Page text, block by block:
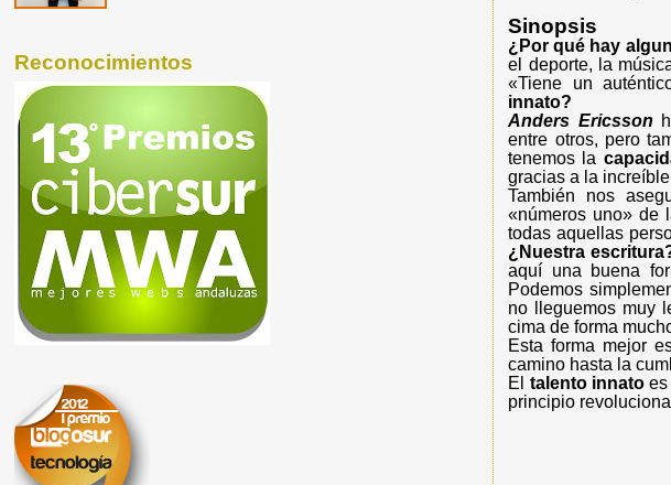
Sinopsis
¿Por qué hay
el deporte, la
«Tiene un
innato?
Anders Ericsson
entre otros, pero
tenemos la
gracias a la
También nos
«números uno» de
todas aquellas
¿Nuestra
aquí una buena
Podemos
no lleguemos muy
cima de forma
Esta forma mejor
camino hasta la
El talento innatoes
principio
Reconocimientos